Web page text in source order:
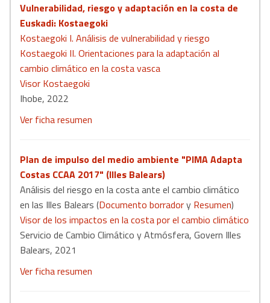
Vulnerabilidad, riesgo y adaptación en la costa de
Euskadi: Kostaegoki
Kostaegoki I. Análisis de vulnerabilidad y riesgo
Kostaegoki II. Orientaciones para la adaptación al
cambio climático en la costa vasca
Visor Kostaegoki
Ihobe, 2022
Ver ficha resumen
Plan de impulso del medio ambiente "PIMA Adapta
Costas CCAA 2017" (Illes Balears)
Análisis del riesgo en la costa ante el cambio climático
en las Illes Balears (Documento borradory Resumen)
Visor de los impactos en la costa por el cambio climático
Servicio de Cambio Climático y Atmósfera, Govern Illes
Balears, 2021
Ver ficha resumen